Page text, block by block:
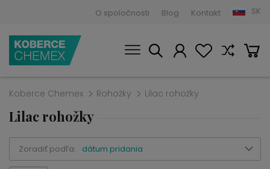
O spoločnosti Blog Kontakt SK
Koberce Chemex Rohožky Lilac rohožky
Lilac rohožky
Zoradiť podľa: dátum pridania